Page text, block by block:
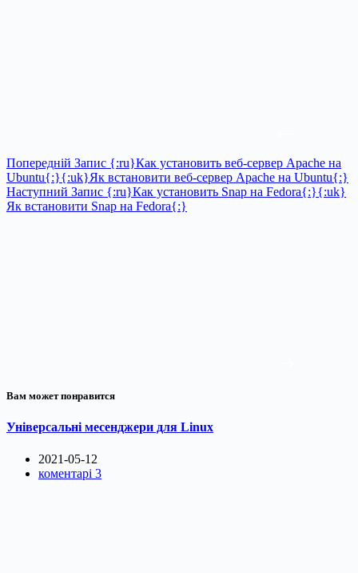
Попередній Запис {:ru}Как установить веб-сервер Apache на
Ubuntu{:}{:uk}Як встановити веб-сервер Apache на Ubuntu{:}
Наступний Запис {:ru}Как установить Snap на Fedora{:}{:uk}
Як встановити Snap на Fedora{:}
Вам может понравится
Універсальні месенджери для Linux
2021-05-12
коментарі 3